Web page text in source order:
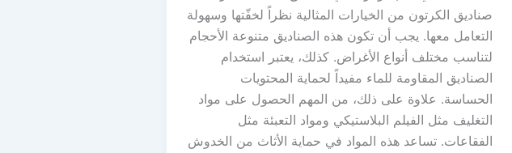
صناديق الكرتون من الخيارات المثالية نظراً لخفّتها وسهولة
التعامل معها. يجب أن تكون هذه الصناديق متنوعة الأحجام
لتناسب مختلف أنواع الأغراض. كذلك، يعتبر استخدام
الصناديق المقاومة للماء مفيداً لحماية المحتويات
الحساسة. علاوة على ذلك، من المهم الحصول على مواد
التغليف مثل الفيلم البلاستيكي ومواد التعبئة مثل
الفقاعات. تساعد هذه المواد في حماية الأثاث من الخدوش